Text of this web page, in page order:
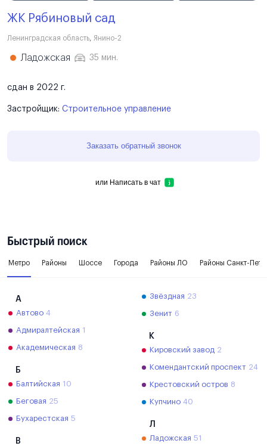
ЖК Рябиновый сад
Ленинградская область, Янино-2
Ладожская 35 мин.
сдан в 2022 г.
Застройщик: Строительное управление
Заказать обратный звонок
или Написать в чат
Быстрый поиск
Метро Районы Шоссе Города Районы ЛО Районы Санкт-
А
Автово 4
Адмиралтейская 1
Академическая 8
Б
Балтийская 10
Беговая 25
Бухарестская 5
В
Звёздная 23
Зенит 6
К
Кировский завод 2
Комендантский проспект 24
Крестовский остров 8
Купчино 40
Л
Ладожская 51